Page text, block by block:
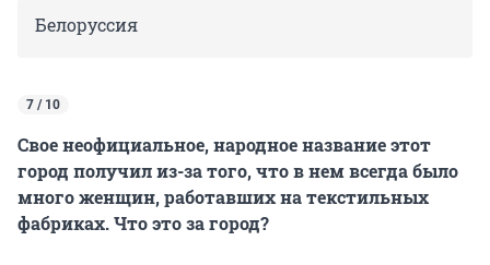
Белоруссия
7 / 10
Свое неофициальное, народное название этот
город получил из-за того, что в нем всегда было
много женщин, работавших на текстильных
фабриках. Что это за город?